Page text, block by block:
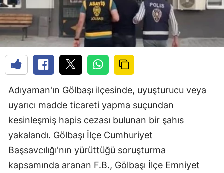
Adıyaman'ın Gölbaşı ilçesinde, uyuşturucu veya
uyarıcı madde ticareti yapma suçundan
kesinleşmiş hapis cezası bulunan bir şahıs
yakalandı. Gölbaşı İlçe Cumhuriyet
Başsavcılığı'nın yürüttüğü soruşturma
kapsamında aranan F.B., Gölbaşı İlçe Emniyet